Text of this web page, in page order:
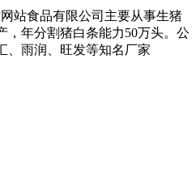
站食品有限公司主要从事生猪
，年分割猪白条能力50万头。公
、雨润、旺发等知名厂家